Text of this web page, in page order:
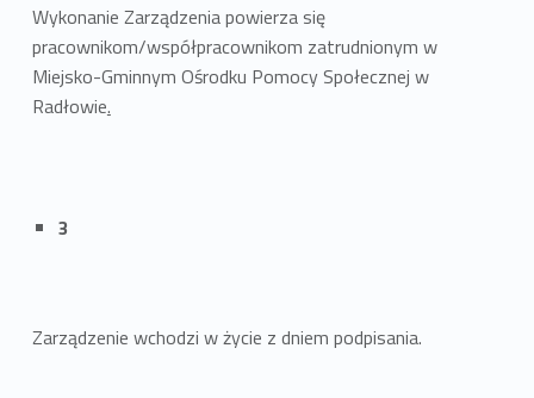
Wykonanie Zarządzenia powierza się
pracownikom/współpracownikom zatrudnionym w
Miejsko-Gminnym Ośrodku Pomocy Społecznej w
Radłowie.
3
Zarządzenie wchodzi w życie z dniem podpisania.